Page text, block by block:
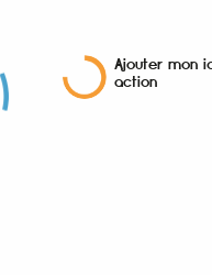
Ajouter mon
action